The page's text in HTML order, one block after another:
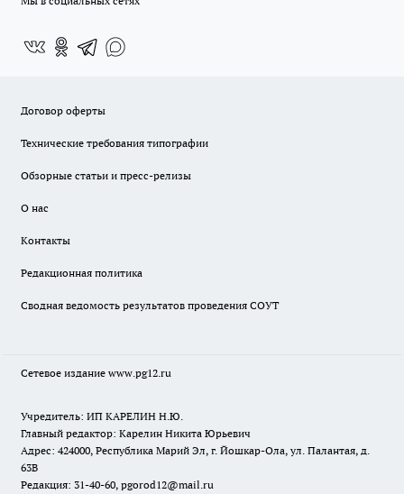
Договор оферты
Технические требования типографии
Обзорные статьи и пресс-релизы
О нас
Контакты
Редакционная политика
Сводная ведомость результатов проведения СОУТ
Сетевое издание www.pg12.ru
Учредитель: ИП КАРЕЛИН Н.Ю.
Главный редактор: Карелин Никита Юрьевич
Адрес: 424000, Республика Марий Эл, г. Йошкар-Ола, ул. Палантая, д.
63В
Редакция: 31-40-60, pgorod12@mail.ru